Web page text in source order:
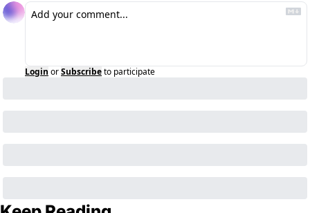
Login orSubscribeto participate